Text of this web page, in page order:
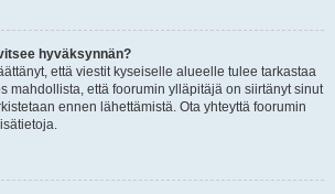
hyväksynnän?
että viestit kyseiselle alueelle tulee tarkastaa
mahdollista, että foorumin ylläpitäjä on siirtänyt sinut
ennen lähettämistä. Ota yhteyttä foorumin